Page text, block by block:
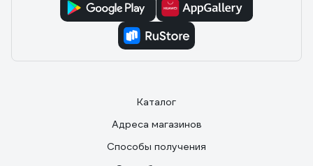
Каталог
Адреса магазинов
Способы получения